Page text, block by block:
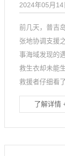
2024年05月14
前几天，普吉
张地协调支援
事海域发现的
救生衣却未能
救援者仔细看
了解详情